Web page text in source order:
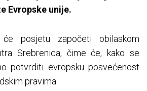
Evropske unije.
posjetu započeti obilaskom
Srebrenica, čime će, kako se
potvrditi evropsku posvećenost
pravima.